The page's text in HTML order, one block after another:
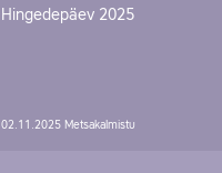
Hingedepäev 2025
02.11.2025 Metsakalmistu